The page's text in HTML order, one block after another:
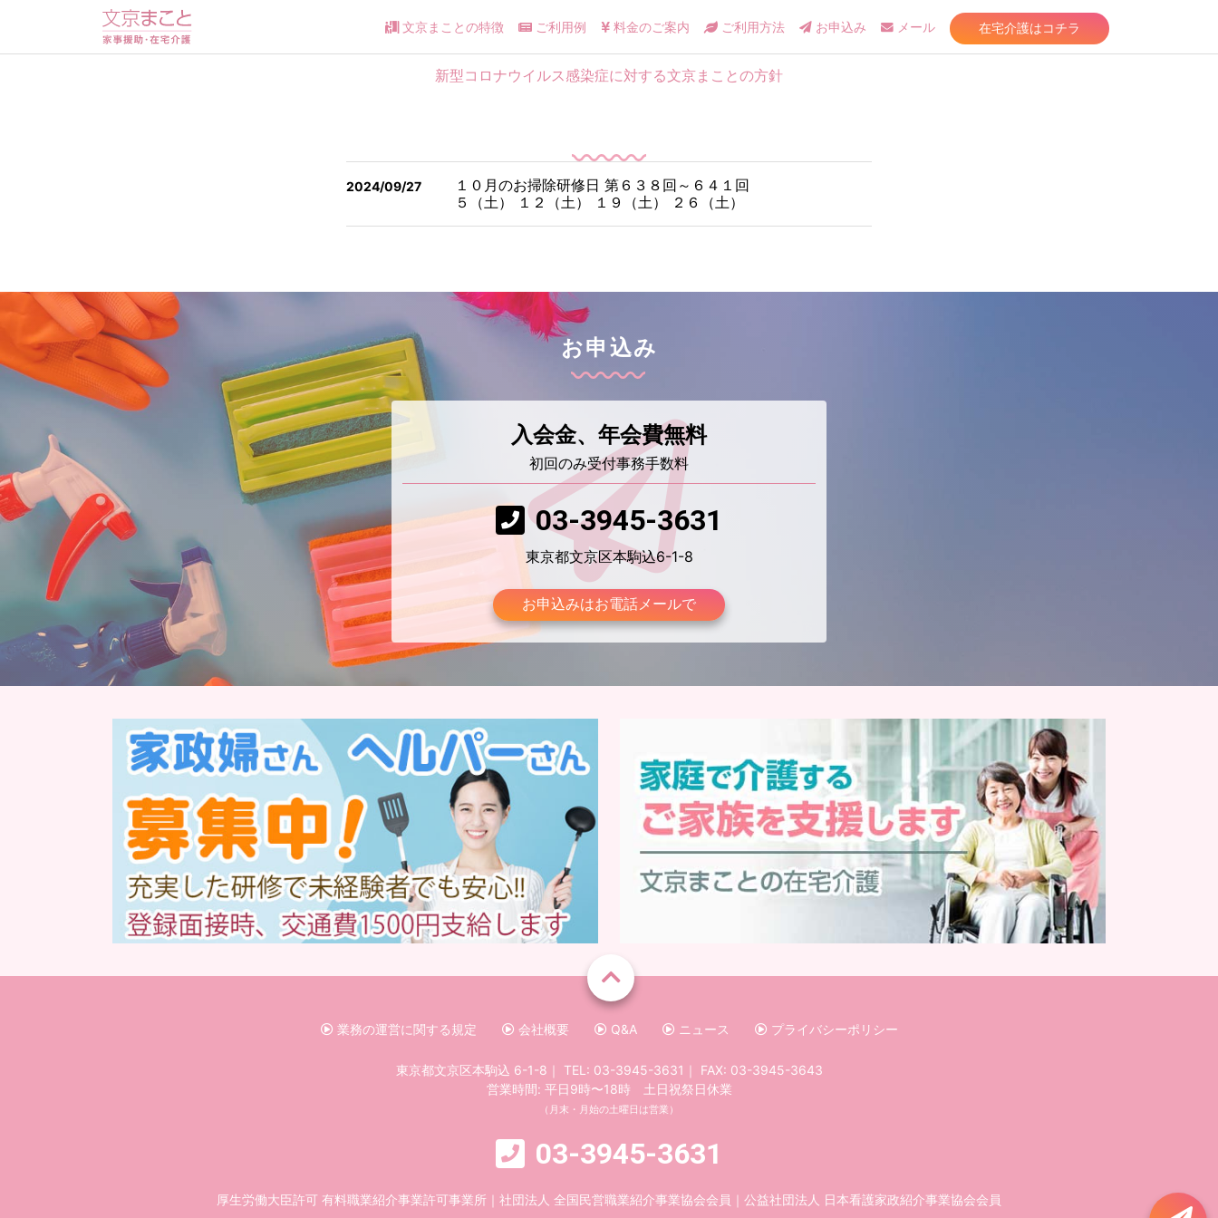
文京まことの特徴 ご利用例 料金のご案内 ご利用方法 お申込み メール 在宅介護はコチラ
新型コロナウイルス感染症に対する文京まことの方針
１０月のお掃除研修日 第６３８回～６４１回
５（土） １２（土） １９（土） ２６（土）
2024/09/27
お申込み
入会金、年会費無料
初回のみ受付事務手数料
03-3945-3631
東京都文京区本駒込6-1-8
お申込みはお電話メールで
業務の運営に関する規定 会社概要 Q&A ニュース プライバシーポリシー
東京都文京区本駒込 6-1-8 ｜ TEL: 03-3945-3631 ｜
FAX: 03-3945-3643
営業時間: 平日9時〜18時 土日祝祭日休業
（月末・月始の土曜日は営業）
03-3945-3631
厚生労働大臣許可 有料職業紹介事業許可事業所 ｜ 社団法人 全国民営職業紹介事業協会会員 ｜ 公益社団法人 日本看護家政紹介事業協会会員